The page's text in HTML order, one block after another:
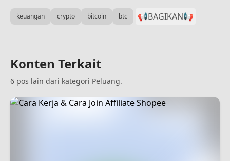
keuangan crypto bitcoin btc 📢BAGIKAN📢
Konten Terkait
6 pos lain dari kategori Peluang.